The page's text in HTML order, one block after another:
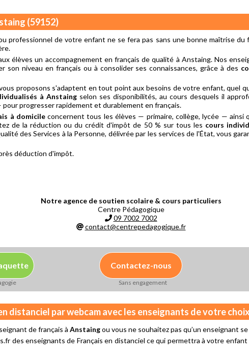
(59152)
professionnel de votre enfant ne se fera pas sans une bonne maîtrise du
élèves un accompagnement en français de qualité à Anstaing. Nos
niveau en français ou à consolider ses connaissances, grâce à des
proposons s'adaptent en tout point aux besoins de votre enfant, quel
à Anstaing selon ses disponibilités, au cours desquels il
progresser rapidement et durablement en français.
à domicileconcernent tous les élèves — primaire, collège, lycée — ainsi
de la réduction ou du crédit d'impôt de 50 % sur tous les cours
des Services à la Personne, délivrée par les services de l'État, vous
déduction d'impôt.
Notre agence de soutien scolaire & cours particuliers
Centre Pédagogique
09 7002 7002
contact@centrepedagogique.fr
Contactez-nous
Sans engagement
distanciel par webcam avec les enseignants de votre choix
de français à Anstaingou vous ne souhaitez pas qu’un enseignant
des enseignants de Français en distanciel ce qui permettra à votre